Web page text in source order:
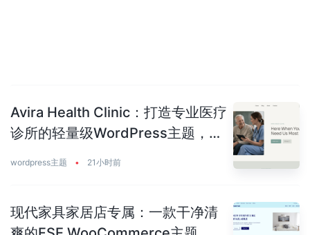
Avira Health Clinic：打造专业医疗
诊所的轻量级WordPress主题，让
wordpress主题 • 21小时前
现代家具家居店专属：一款干净清